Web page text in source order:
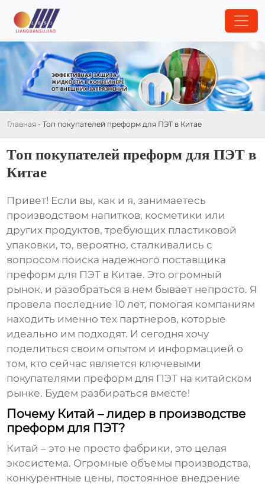
Главная - Топ покупателей преформ для ПЭТ в Китае
Топ покупателей преформ для ПЭТ в
Китае
Привет! Если вы, как и я, занимаетесь
производством напитков, косметики или
других продуктов, требующих пластиковой
упаковки, то, вероятно, сталкивались с
вопросом поиска надежного поставщика
преформ для ПЭТ в Китае. Это огромный
рынок, и разобраться в нем бывает непросто. Я
провела последние 10 лет, помогая компаниям
находить именно тех партнеров, которые
идеально им подходят. И сегодня хочу
поделиться своим опытом и информацией о
том, кто сейчас является ключевыми
покупателями преформ для ПЭТ на китайском
рынке. Будем разбираться вместе!
Почему Китай – лидер в производстве
преформ для ПЭТ?
Китай – это не просто фабрики, это целая
экосистема. Огромные объемы производства,
конкурентные цены, постоянное внедрение